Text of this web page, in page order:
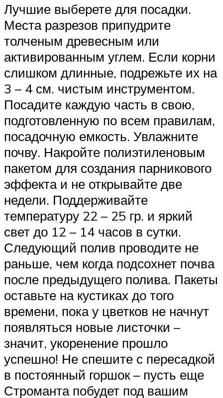
Лучшие выберете для посадки.
Места разрезов припудрите
толченым древесным или
активированным углем. Если корни
слишком длинные, подрежьте их на
3 – 4 см. чистым инструментом.
Посадите каждую часть в свою,
подготовленную по всем правилам,
посадочную емкость. Увлажните
почву. Накройте полиэтиленовым
пакетом для создания парникового
эффекта и не открывайте две
недели. Поддерживайте
температуру 22 – 25 гр. и яркий
свет до 12 – 14 часов в сутки.
Следующий полив проводите не
раньше, чем когда подсохнет почва
после предыдущего полива. Пакеты
оставьте на кустиках до того
времени, пока у цветков не начнут
появляться новые листочки –
значит, укоренение прошло
успешно! Не спешите с пересадкой
в постоянный горшок – пусть еще
Строманта побудет под вашим